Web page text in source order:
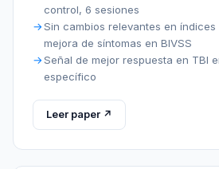
control, 6 sesiones
Sin cambios relevantes en índices
mejora de síntomas en BIVSS
Señal de mejor respuesta en TBI
específico
Leer paper ↗